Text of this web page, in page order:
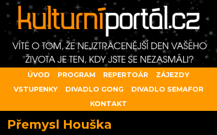
ÚVOD PROGRAM REPERTOÁR
ZÁJEZDY
VSTUPENKY
DIVADLO GONG
DIVADLO SEMAFOR
KONTAKT
Přemysl Houška